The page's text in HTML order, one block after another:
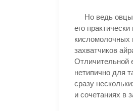
Но ведь овцы,
его
кисломолочных
захватчиков
Отличительной
нетипично для
сразу
и сочетаниях в